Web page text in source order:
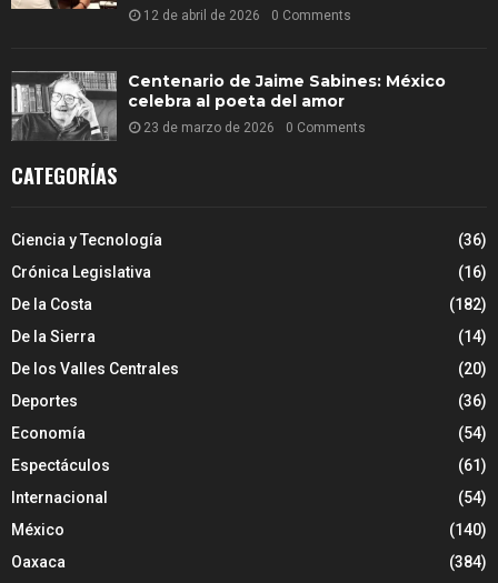
12 de abril de 2026 0 Comments
Centenario de Jaime Sabines: México
celebra al poeta del amor
23 de marzo de 2026 0 Comments
CATEGORÍAS
Ciencia y Tecnología
(36)
Crónica Legislativa
(16)
De la Costa
(182)
De la Sierra
(14)
De los Valles Centrales
(20)
Deportes
(36)
Economía
(54)
Espectáculos
(61)
Internacional
(54)
México
(140)
Oaxaca
(384)